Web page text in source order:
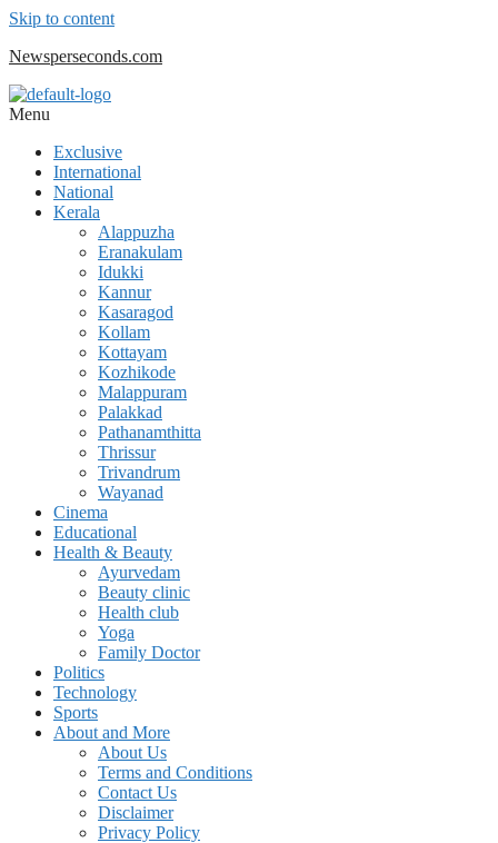
Skip to content
Newsperseconds.com
Menu
Exclusive
International
National
Kerala
Alappuzha
Eranakulam
Idukki
Kannur
Kasaragod
Kollam
Kottayam
Kozhikode
Malappuram
Palakkad
Pathanamthitta
Thrissur
Trivandrum
Wayanad
Cinema
Educational
Health & Beauty
Ayurvedam
Beauty clinic
Health club
Yoga
Family Doctor
Politics
Technology
Sports
About and More
About Us
Terms and Conditions
Contact Us
Disclaimer
Privacy Policy